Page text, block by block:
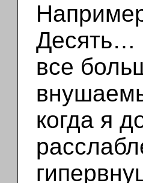
Десять…
все
когда я